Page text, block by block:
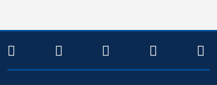
TWITTERFACEBOOKINSTAGRAM